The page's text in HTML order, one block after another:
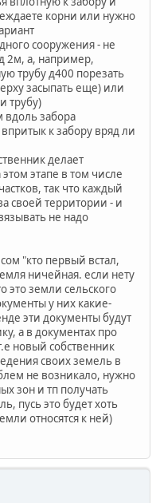
корни или нужно
сооружения - не
2м, а, например,
трубу д400 порезать
засыпать еще) или
трубу)
вдоль забора
к забору вряд ли
делает
этапе в том числе
так что каждый
своей территории - и
не надо
"кто первый встал,
ничейная. если нету
это земли сельского
у них какие-
эти документы будут
а в документах про
новый собственник
своих земель в
не возникало, нужно
зон и тп получать
пусь это будет хоть
относятся к ней)